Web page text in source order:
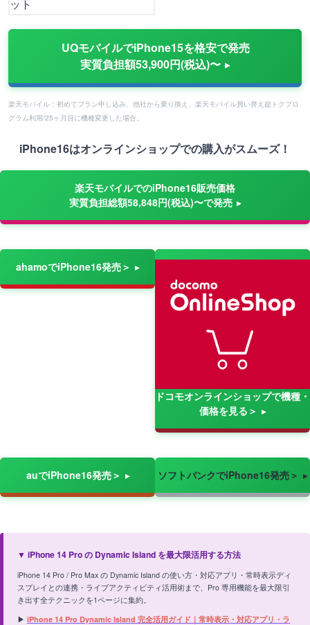
UQモバイルでiPhone15を格安で発売
実質負担額53,900円(税込)〜
楽天モバイル：初めてプラン申し込み、他社から乗り換え、楽天モバイル買い替え超トクプロ
グラム利用/25ヶ月目に機種変更した場合。
iPhone16はオンラインショップでの購入がスムーズ！
楽天モバイルでのiPhone16販売価格
実質負担総額58,848円(税込)〜で発売
ahamoでiPhone16発売＞
ドコモオンラインショップで機種・
価格を見る＞
auでiPhone16発売＞ ソフトバンクでiPhone16発売＞
▼ iPhone 14 Pro の Dynamic Island を最大限活用する方法
iPhone 14 Pro / Pro Max の Dynamic Island の使い方・対応アプリ・常時表示ディ
スプレイとの連携・ライブアクティビティ活用術まで、Pro 専用機能を最大限引
き出す全テクニックを1ページに集約。
▶ iPhone 14 Pro Dynamic Island 完全活用ガイド｜常時表示・対応アプリ・ラ